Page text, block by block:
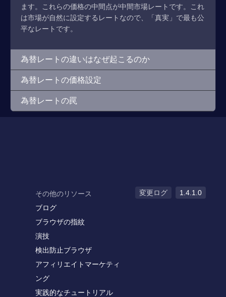
ます。これらの価格の中間点が中間市場レートです。これ
は市場が自然に設定するレートなので、「真実」で最も公
平なレートです。
為替レートの違いはなぜ起こるのか
為替レートの価格設定
為替レートの罠
その他のリソース
ブログ
ブラウザの指紋
演技
検出防止ブラウザ
アフィリエイトマーケティ
ング
実践的なチュートリアル
変更ログ 1.4.1.0